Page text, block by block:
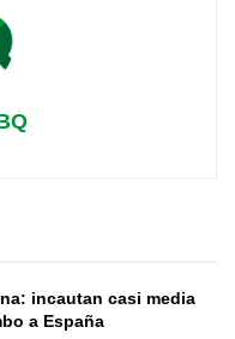
incautan casi media
a España